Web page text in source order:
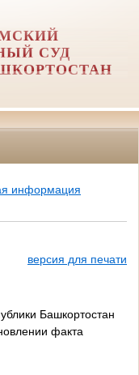
СУД
информация
версия для печати
Башкортостан
факта